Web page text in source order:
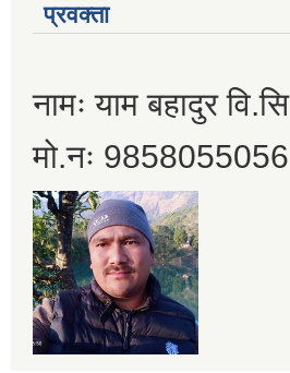
प्रवक्ता
नामः याम बहादुर वि.सि
मो.नः 9858055056